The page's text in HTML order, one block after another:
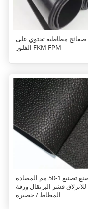
صفائح مطاطية تحتوي على
الفلور FKM FPM
مصنع تصنيع 1-50 مم المضادة
للانزلاق قشر البرتقال ورقة
المطاط / حصيرة